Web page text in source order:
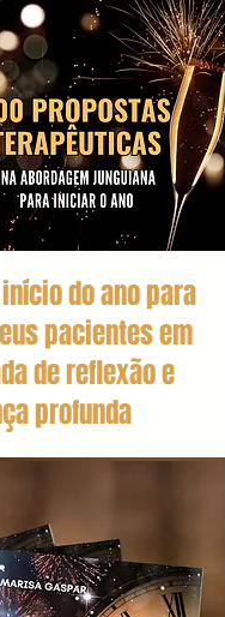
do ano para
pacientes em
de reflexão e
profunda